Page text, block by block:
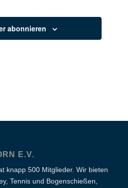
abonnieren
E.V.
knapp 500 Mitglieder. Wir bieten
Tennis und Bogenschießen,